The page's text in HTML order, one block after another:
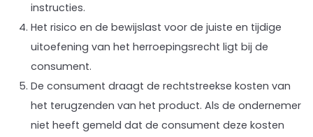
instructies.
Het risico en de bewijslast voor de juiste en tijdige
uitoefening van het herroepingsrecht ligt bij de
consument.
De consument draagt de rechtstreekse kosten van
het terugzenden van het product. Als de ondernemer
niet heeft gemeld dat de consument deze kosten